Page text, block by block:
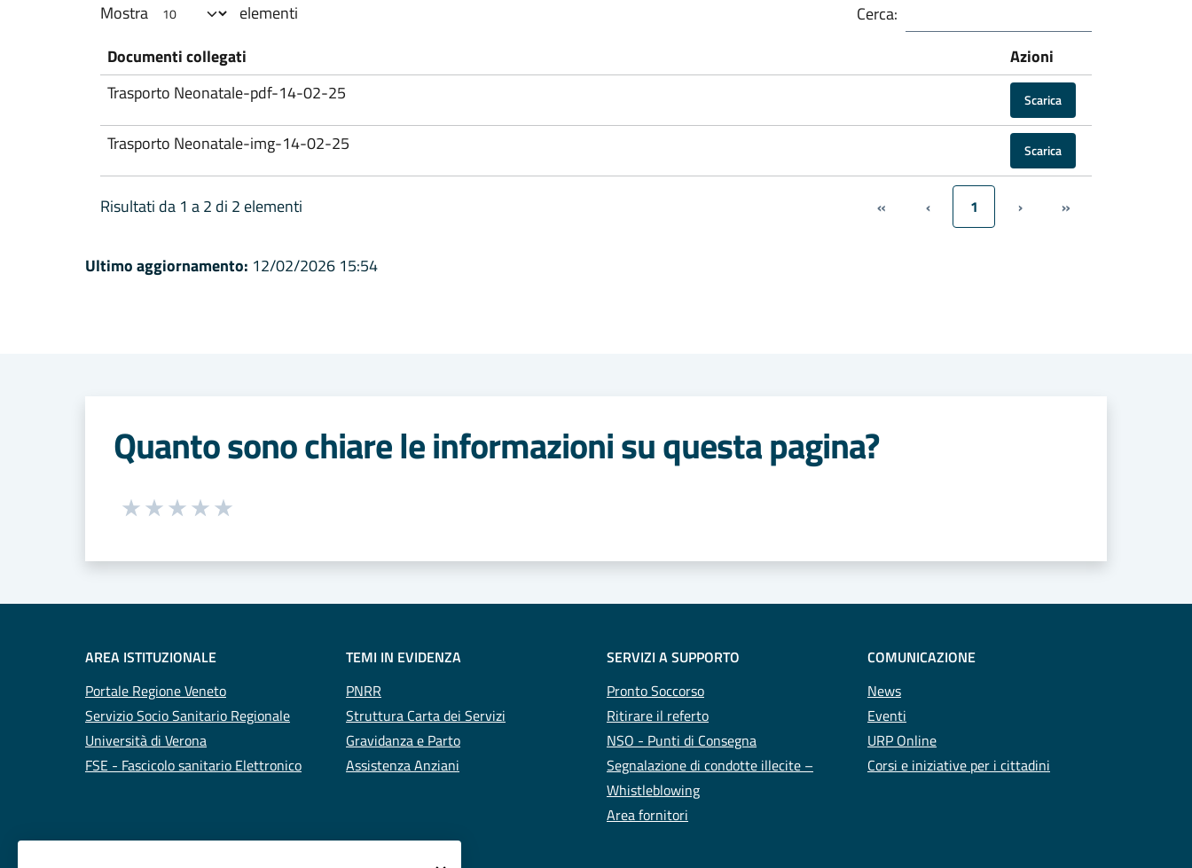
Mostra elementi
Cerca:
Documenti collegati
Azioni
Trasporto Neonatale-pdf-14-02-25
Scarica
Trasporto Neonatale-img-14-02-25 Scarica
Risultati da 1 a 2 di 2 elementi « ‹ 1 › »
Ultimo aggiornamento: 12/02/2026 15:54
Quanto sono chiare le informazioni su questa pagina?
Seleziona una valutazione da 1 a 5 stelle
AREA ISTITUZIONALE
Portale Regione Veneto
Servizio Socio Sanitario Regionale
Università di Verona
FSE - Fascicolo sanitario Elettronico
TEMI IN EVIDENZA
PNRR
Struttura Carta dei Servizi
Gravidanza e Parto
Assistenza Anziani
SERVIZI A SUPPORTO
Pronto Soccorso
Ritirare il referto
NSO - Punti di Consegna
Segnalazione di condotte illecite –
Whistleblowing
Area fornitori
COMUNICAZIONE
News
Eventi
URP Online
Corsi e iniziative per i cittadini